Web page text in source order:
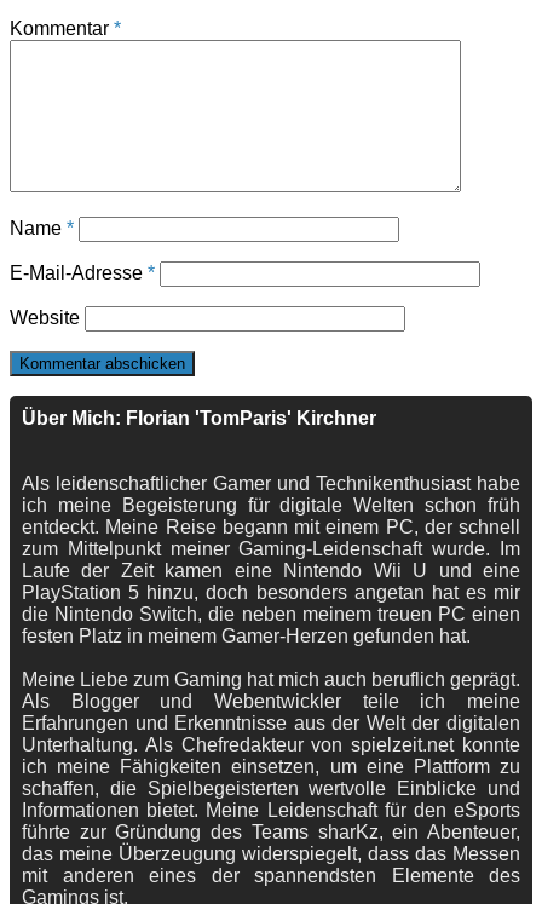
Kommentar *
Name *
E-Mail-Adresse *
Website
Über Mich: Florian 'TomParis' Kirchner
Als leidenschaftlicher Gamer und Technikenthusiast habe
ich meine Begeisterung für digitale Welten schon früh
entdeckt. Meine Reise begann mit einem PC, der schnell
zum Mittelpunkt meiner Gaming-Leidenschaft wurde. Im
Laufe der Zeit kamen eine Nintendo Wii U und eine
PlayStation 5 hinzu, doch besonders angetan hat es mir
die Nintendo Switch, die neben meinem treuen PC einen
festen Platz in meinem Gamer-Herzen gefunden hat.
Meine Liebe zum Gaming hat mich auch beruflich geprägt.
Als Blogger und Webentwickler teile ich meine
Erfahrungen und Erkenntnisse aus der Welt der digitalen
Unterhaltung. Als Chefredakteur von spielzeit.net konnte
ich meine Fähigkeiten einsetzen, um eine Plattform zu
schaffen, die Spielbegeisterten wertvolle Einblicke und
Informationen bietet. Meine Leidenschaft für den eSports
führte zur Gründung des Teams sharKz, ein Abenteuer,
das meine Überzeugung widerspiegelt, dass das Messen
mit anderen eines der spannendsten Elemente des
Gamings ist.